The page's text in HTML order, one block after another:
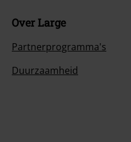
Over Large
Partnerprogramma's
Duurzaamheid